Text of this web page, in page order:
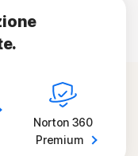
Norton 360
Premium